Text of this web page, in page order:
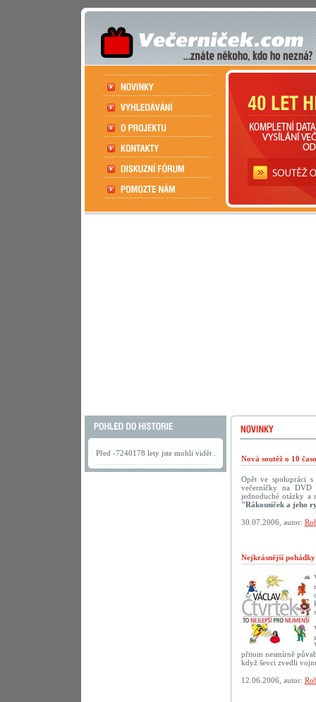
Před -7240178 lety jste mohli vidět .
Nová soutěž o 10
Opět ve spolupráci
večerníčky na DVD
jednoduché otázky a
"Rákosníček a jeho
30.07.2006, autor:
Nejkrásnější
přitom nesmírně
když ševci zvedli
12.06.2006, autor: